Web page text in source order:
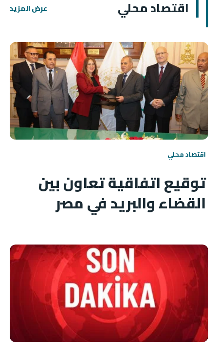
اقتصاد محلي عرض المزيد
اقتصاد محلي
توقيع اتفاقية تعاون بين
القضاء والبريد في مصر